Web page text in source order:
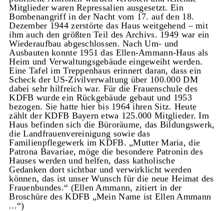
Mitglieder waren Repressalien ausgesetzt. Ein
Bombenangriff in der Nacht vom 17. auf den 18.
Dezember 1944 zerstörte das Haus weitgehend – mit
ihm auch den größten Teil des Archivs. 1949 war ein
Wiederaufbau abgeschlossen. Nach Um- und
Ausbauten konnte 1951 das Ellen-Ammann-Haus als
Heim und Verwaltungsgebäude eingeweiht werden.
Eine Tafel im Treppenhaus erinnert daran, dass ein
Scheck der US-Zivilverwaltung über 100.000 DM
dabei sehr hilfreich war. Für die Frauenschule des
KDFB wurde ein Rückgebäude gebaut und 1953
bezogen. Sie hatte hier bis 1964 ihren Sitz. Heute
zählt der KDFB Bayern etwa 125.000 Mitglieder. Im
Haus befinden sich die Büroräume, das Bildungswerk,
die Landfrauenvereinigung sowie das
Familienpflegewerk im KDFB. „Mutter Maria, die
Patrona Bavariae, möge die besondere Patronin des
Hauses werden und helfen, dass katholische
Gedanken dort sichtbar und verwirklicht werden
können, das ist unser Wunsch für die neue Heimat des
Frauenbundes.“ (Ellen Ammann, zitiert in der
Broschüre des KDFB „Mein Name ist Ellen Ammann
...“)